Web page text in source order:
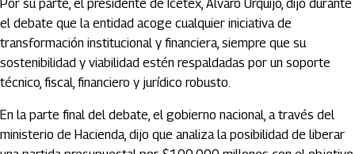
Por su parte, el presidente de Icetex, Álvaro Urquijo, dijo durante
el debate que la entidad acoge cualquier iniciativa de
transformación institucional y financiera, siempre que su
sostenibilidad y viabilidad estén respaldadas por un soporte
técnico, fiscal, financiero y jurídico robusto.
En la parte final del debate, el gobierno nacional, a través del
ministerio de Hacienda, dijo que analiza la posibilidad de liberar